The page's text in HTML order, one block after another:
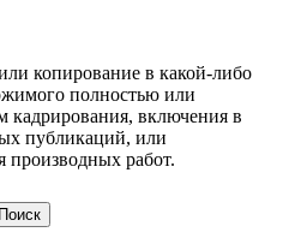
копирование в какой-либо
полностью или
кадрирования, включения в
публикаций, или
производных работ.
Поиск